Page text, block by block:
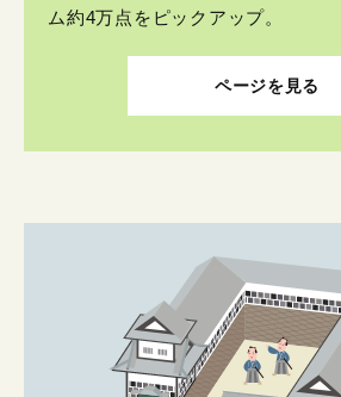
ム約4万点をピックアップ。
ページを見る